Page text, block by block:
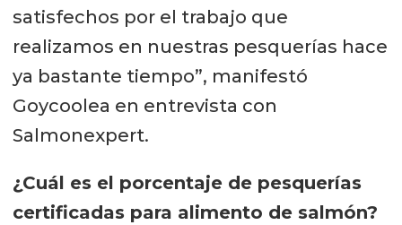
satisfechos por el trabajo que
realizamos en nuestras pesquerías hace
ya bastante tiempo”, manifestó
Goycoolea en entrevista con
Salmonexpert.
¿Cuál es el porcentaje de pesquerías
certificadas para alimento de salmón?